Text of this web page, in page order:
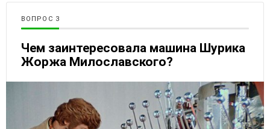
ВОПРОС
Чем заинтересовала машина Шурика
Жоржа Милославского?